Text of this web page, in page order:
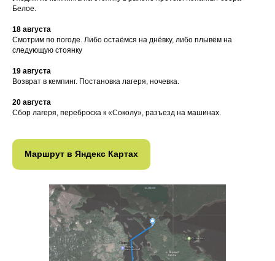
Белое.
18 августа
Смотрим по погоде. Либо остаёмся на днёвку, либо плывём на
следующую стоянку
19 августа
Возврат в кемпинг. Постановка лагеря, ночевка.
20 августа
Сбор лагеря, переброска к «Соколу», разъезд на машинах.
Маршрут в Яндекс Картах